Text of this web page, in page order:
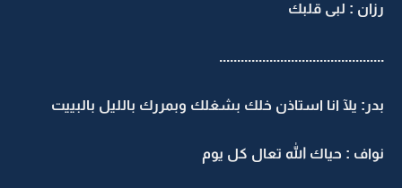
رزان : لبى قلبك
..............................................
بدر: يلآ انا استاذن خلك بشغلك وبمررك بالليل بالبييت
نواف : حياك الله تعال كل يوم